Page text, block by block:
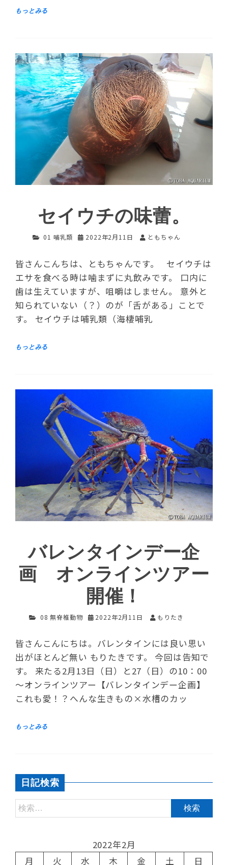
セイウチの味蕾。
01 哺乳類 2022年2月11日 ともちゃん
皆さんこんちは、ともちゃんです。 セイウチは
エサを食べる時は噛まずに丸飲みです。 口内に
歯は生えていますが、咀嚼はしません。 意外と
知られていない（？）のが「舌がある」ことで
す。 セイウチは哺乳類（海棲哺乳
バレンタインデー企
画 オンラインツアー
開催！
08 無脊椎動物 2022年2月11日 もりたき
皆さんこんにちは。バレンタインには良い思い
出がほとんど無い もりたきです。 今回は告知で
す。 来たる2月13日（日）と27（日）の10：00
～オンラインツアー【バレンタインデー企画】
これも愛！？へんな生きもの×水槽のカッ
日記検索
2022年2月
月
火 水 木 金 土 日